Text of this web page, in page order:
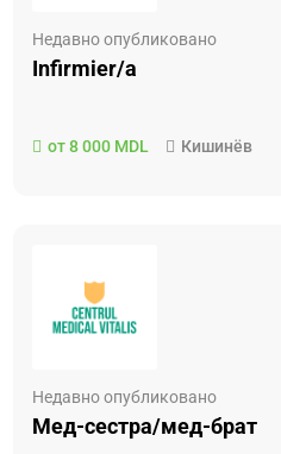
Недавно опубликовано
Infirmier/a
от 8 000 MDL Кишинёв
Недавно опубликовано
Мед-сестра/мед-брат